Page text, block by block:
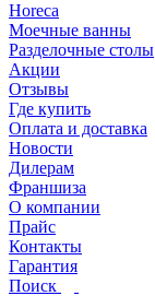
Horeca
Моечные ванны
Разделочные столы
Акции
Отзывы
Где купить
Оплата и доставка
Новости
Дилерам
Франшиза
О компании
Прайс
Контакты
Гарантия
Поиск